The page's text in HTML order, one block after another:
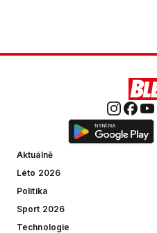
Aktuálně
Léto 2026
Politika
Sport 2026
Technologie